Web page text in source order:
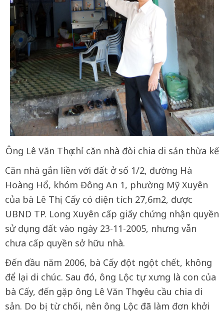
Ông Lê Văn Thọ chỉ căn nhà đòi chia di sản thừa kế
Căn nhà gắn liền với đất ở số 1/2, đường Hà
Hoàng Hổ, khóm Đông An 1, phường Mỹ Xuyên
của bà Lê Thị Cấy có diện tích 27,6m2, được
UBND TP. Long Xuyên cấp giấy chứng nhận quyền
sử dụng đất vào ngày 23-11-2005, nhưng vẫn
chưa cấp quyền sở hữu nhà.
Đến đầu năm 2006, bà Cấy đột ngột chết, không
để lại di chúc. Sau đó, ông Lộc tự xưng là con của
bà Cấy, đến gặp ông Lê Văn Thọ yêu cầu chia di
sản. Do bị từ chối, nên ông Lộc đã làm đơn khởi